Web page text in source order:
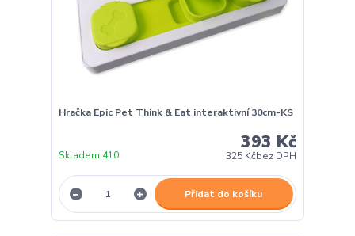
Hračka Epic Pet Think & Eat interaktivní 30cm-KS
393 Kč
325 Kčbez DPH
Skladem 410
Přidat do košíku